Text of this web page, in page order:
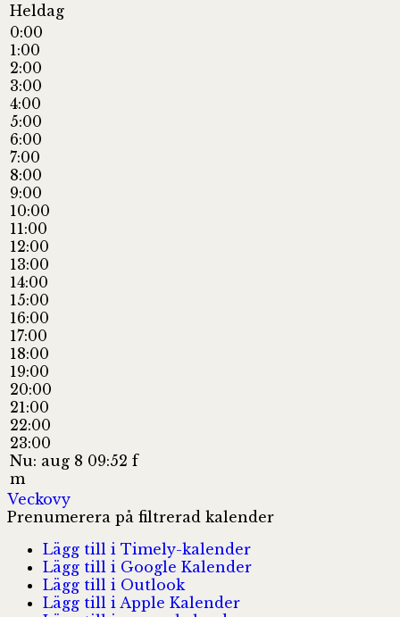
Heldag
0:00
1:00
2:00
3:00
4:00
5:00
6:00
7:00
8:00
9:00
10:00
11:00
12:00
13:00
14:00
15:00
16:00
17:00
18:00
19:00
20:00
21:00
22:00
23:00
Nu: aug 8 09:52 f
m
Veckovy
Prenumerera på filtrerad kalender
Lägg till i Timely-kalender
Lägg till i Google Kalender
Lägg till i Outlook
Lägg till i Apple Kalender